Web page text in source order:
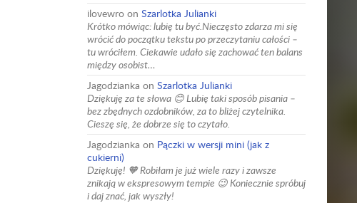
ilovewro on Szarlotka Julianki
Krótko mówiąc: lubię tu być.Nieczęsto zdarza mi się
wrócić do początku tekstu po przeczytaniu całości –
tu wróciłem. Ciekawie udało się zachować ten balans
między osobist…
Jagodzianka on Szarlotka Julianki
Dziękuję za te słowa 😊 Lubię taki sposób pisania –
bez zbędnych ozdobników, za to bliżej czytelnika.
Cieszę się, że dobrze się to czytało.
Jagodzianka on Pączki w wersji mini (jak z
cukierni)
Dziękuję! 🧡 Robiłam je już wiele razy i zawsze
znikają w ekspresowym tempie 😉 Koniecznie spróbuj
i daj znać, jak wyszły!